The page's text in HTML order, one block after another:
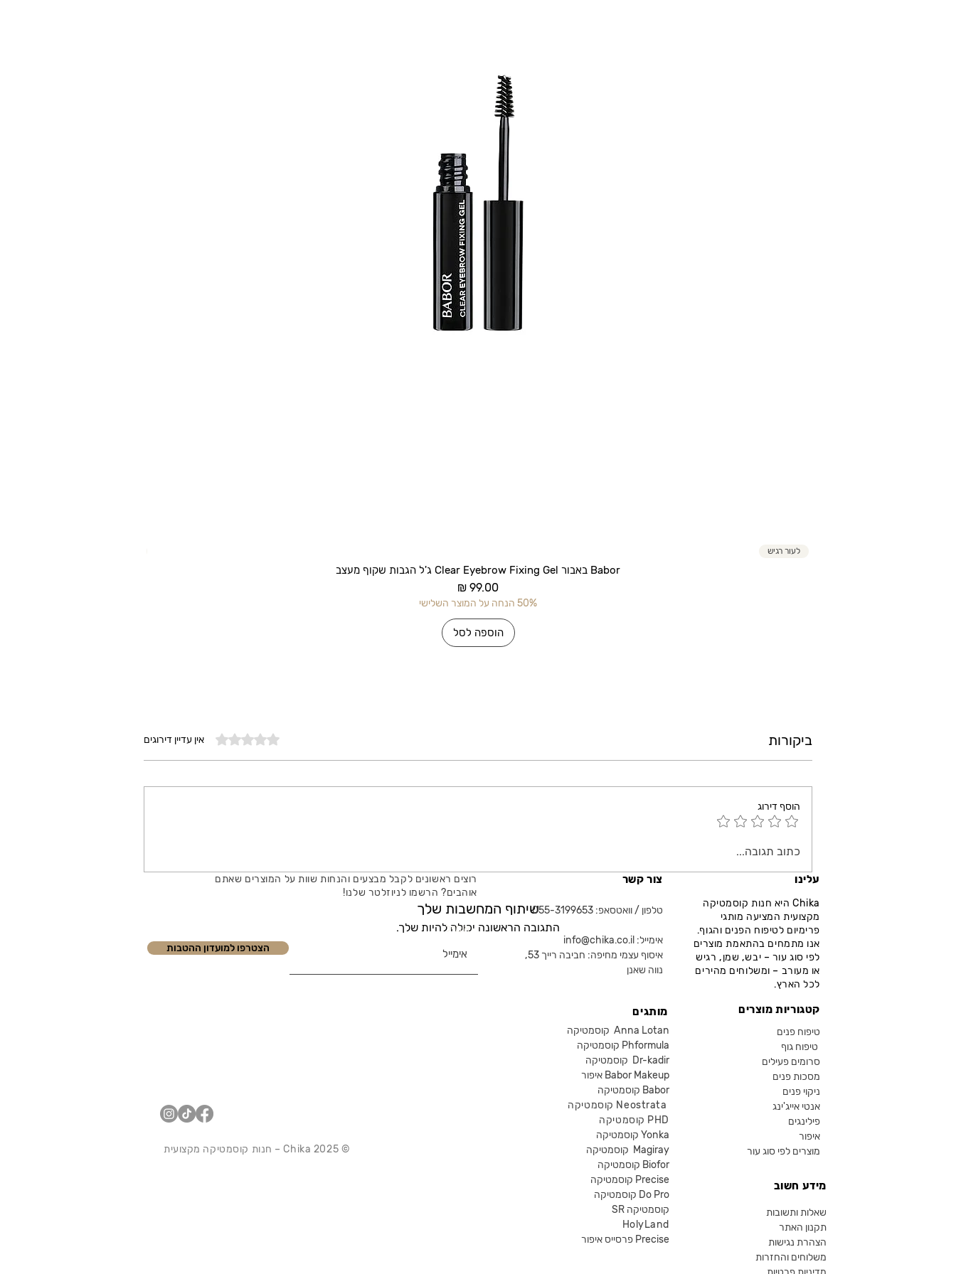
לעור רגיש
Babor באבור Clear Eyebrow Fixing Gel ג'ל הגבות שקוף מעצב
מחיר
50% הנחה על המוצר השלישי
הוספה לסל
ביקורות דירוג של 0 מתוך 5 כוכבים אין עדיין דירוגים
הוסף דירוג
כתוב תגובה...
שיתוף המחשבות שלך
התגובה הראשונה יכולה להיות שלך.
רוצים ראשונים לקבל מבצעים והנחות שוות על המוצרים שאתם
אוהבים? הרשמו לניוזלטר שלנו!
הצטרפו למועדון ההטבות
אימייל
© 2025 Chika – חנות קוסמטיקה מקצועית
צור קשר
טלפון / וואטסאפ: 055-3199653
אימייל: info@chika.co.il
איסוף עצמי מחיפה: חביבה רייך 53,
נווה שאנן
מותגים
קוסמטיקה Anna Lotan
קוסמטיקה Phformula
קוסמטיקה Dr-kadir
איפור Babor Makeup
קוסמטיקה Babor
קוסמטיקה Neostrata
קוסמטיקה PHD
קוסמטיקה Yonka
Magiray
קוסמטיקה Biofor
קוסמטיקה Precise
קוסמטיקה Do Pro
SR קוסמטיקה
HolyLand
פרסייס איפור Precise
עלינו
Chika היא חנות קוסמטיקה
מקצועית המציעה מותגי
פרימיום לטיפוח הפנים והגוף.
אנו מתמחים בהתאמת מוצרים
לפי סוג עור – יבש, שמן, רגיש
או מעורב – ומשלוחים מהירים
לכל הארץ.
קטגוריות מוצרים
טיפוח פנים
טיפוח גוף
סרומים פעילים
מסכות פנים
ניקוי פנים
אנטי אייג'ינג
פילינגים
איפור
מוצרים לפי סוג עור
מידע חשוב
שאלות ותשובות
תקנון האתר
הצהרת נגישות
משלוחים והחזרות